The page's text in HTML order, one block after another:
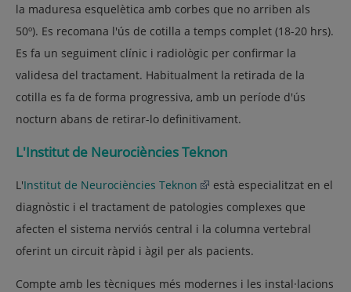
la maduresa esquelètica amb corbes que no arriben als
50º). Es recomana l'ús de cotilla a temps complet (18-20 hrs).
Es fa un seguiment clínic i radiològic per confirmar la
validesa del tractament. Habitualment la retirada de la
cotilla es fa de forma progressiva, amb un període d'ús
nocturn abans de retirar-lo definitivament.
L'Institut de Neurociències Teknon
L'Institut de Neurociències Teknon
està especialitzat en el
diagnòstic i el tractament de patologies complexes que
afecten el sistema nerviós central i la columna vertebral
oferint un circuit ràpid i àgil per als pacients.
Compte amb les tècniques més modernes i les instal·lacions